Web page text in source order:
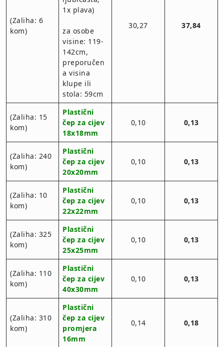
(Zaliha: 6
kom)
1x plava)
za osobe
visine: 119-
142cm,
preporučen
a visina
klupe ili
stola: 59cm
30,27 37,84
(Zaliha: 15
kom)
Plastični
čep za cijev
18x18mm
0,10 0,13
(Zaliha: 240
kom)
Plastični
čep za cijev
20x20mm
0,10 0,13
(Zaliha: 10
kom)
Plastični
čep za cijev
22x22mm
0,10 0,13
(Zaliha: 325
kom)
Plastični
čep za cijev
25x25mm
0,10 0,13
(Zaliha: 110
kom)
Plastični
čep za cijev
40x30mm
0,10 0,13
(Zaliha: 310
kom)
Plastični
čep za cijev
promjera
16mm
0,14 0,18